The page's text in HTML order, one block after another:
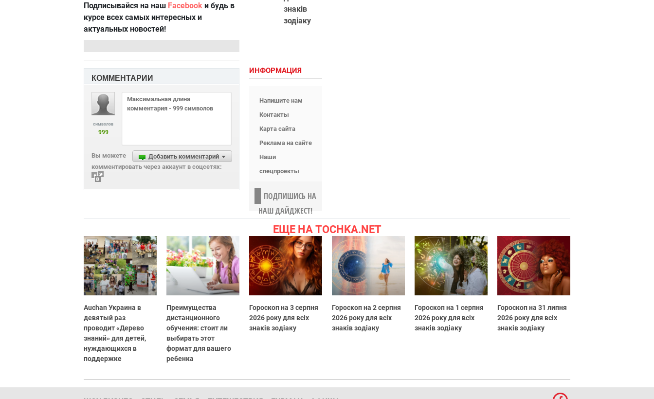
Подписывайся на наш Facebook и будь в
курсе всех самых интересных и
актуальных новостей!
КОММЕНТАРИИ
символов
999
Добавить комментарий
Вы можете
комментировать через аккаунт в соцсетях:
знаків
зодіаку
ИНФОРМАЦИЯ
Напишите нам
Контакты
Карта сайта
Реклама на сайте
Наши
спецпроекты
ПОДПИШИСЬ НА
НАШ ДАЙДЖЕСТ!
ЕЩЕ НА TOCHKA.NET
Auchan Украина в
девятый раз
проводит «Дерево
знаний» для детей,
нуждающихся в
поддержке
Преимущества
дистанционного
обучения: стоит ли
выбирать этот
формат для вашего
ребенка
Гороскоп на 3 серпня
2026 року для всіх
знаків зодіаку
Гороскоп на 2 серпня
2026 року для всіх
знаків зодіаку
Гороскоп на 1 серпня
2026 року для всіх
знаків зодіаку
Гороскоп на 31 липня
2026 року для всіх
знаків зодіаку